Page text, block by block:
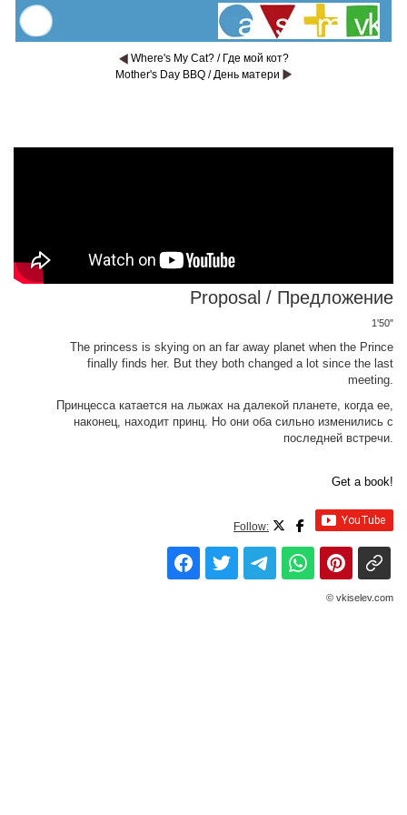
Where's My Cat? / Где мой кот?
Mother's Day BBQ / День матери
Proposal / Предложение
1'50"
The princess is skying on an far away planet when the Prince
finally finds her. But they both changed a lot since the last
meeting.
Принцесса катается на лыжах на далекой планете, когда ее,
наконец, находит принц. Но они оба сильно изменились с
последней встречи.
Get a book!
Follow:
© vkiselev.com